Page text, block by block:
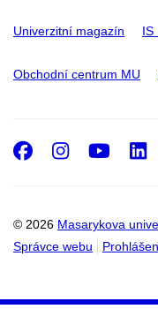
Univerzitní magazín IS
Obchodní centrum MU
© 2026 Masarykova
Správce webu
Facebook